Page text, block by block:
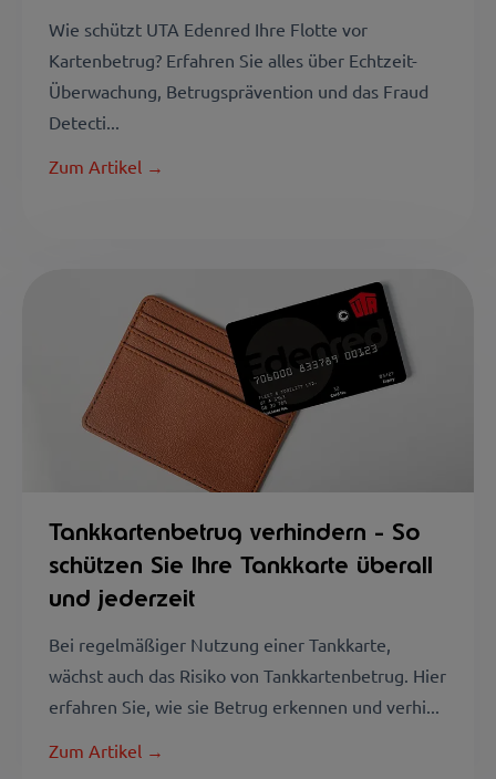
Wie schützt UTA Edenred Ihre Flotte vor
Kartenbetrug? Erfahren Sie alles über Echtzeit-
Überwachung, Betrugsprävention und das Fraud
Detecti...
Zum Artikel →
Tankkartenbetrug verhindern - So
schützen Sie Ihre Tankkarte überall
und jederzeit
Bei regelmäßiger Nutzung einer Tankkarte,
wächst auch das Risiko von Tankkartenbetrug. Hier
erfahren Sie, wie sie Betrug erkennen und verhi...
Zum Artikel →